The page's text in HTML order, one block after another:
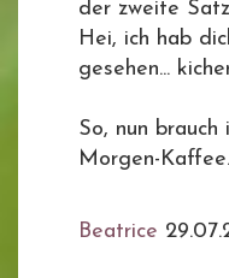
der zweite
Hei, ich hab
gesehen...
So, nun brauch
Morgen-
Beatrice